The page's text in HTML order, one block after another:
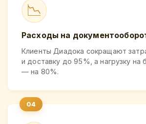
📉
Расходы на
Клиенты Диадока сокращают
и доставку до 95%, а нагрузку на
— на 80%.